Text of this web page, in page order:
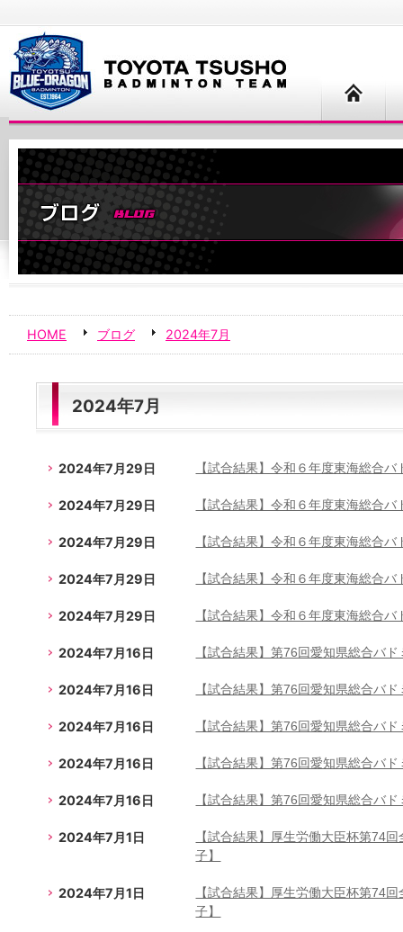
HOME ブログ 2024年7月
2024年7月
2024年7月29日 【試合結果】令和６年度東海総合
2024年7月29日 【試合結果】令和６年度東海総合
2024年7月29日 【試合結果】令和６年度東海総合
2024年7月29日 【試合結果】令和６年度東海総合
2024年7月29日 【試合結果】令和６年度東海総合
2024年7月16日 【試合結果】第76回愛知県総合バ
2024年7月16日 【試合結果】第76回愛知県総合バ
2024年7月16日 【試合結果】第76回愛知県総合バ
2024年7月16日 【試合結果】第76回愛知県総合バ
2024年7月16日 【試合結果】第76回愛知県総合バ
2024年7月1日
【試合結果】厚生労働大臣杯第74
子】
2024年7月1日
【試合結果】厚生労働大臣杯第74
子】